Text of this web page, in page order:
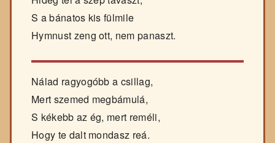
S a bánatos kis fülmile
Hymnust zeng ott, nem panaszt.
Nálad ragyogóbb a csillag,
Mert szemed megbámulá,
S kékebb az ég, mert reméli,
Hogy te dalt mondasz reá.